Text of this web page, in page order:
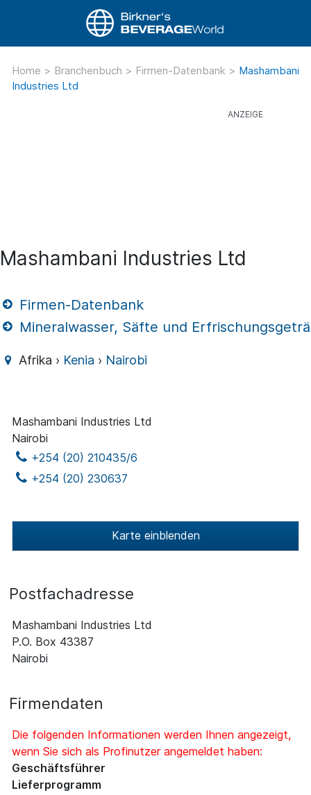
Home > Branchenbuch > Firmen-Datenbank > Mashambani
Industries Ltd
Mashambani Industries Ltd
Firmen-Datenbank
Mineralwasser, Säfte und
Afrika › Kenia › Nairobi
Mashambani Industries Ltd
Nairobi
+254 (20) 210435/6
+254 (20) 230637
Karte einblenden
Postfachadresse
Mashambani Industries Ltd
P.O. Box 43387
Nairobi
Firmendaten
Die folgenden Informationen werden Ihnen angezeigt,
wenn Sie sich als Profinutzer angemeldet haben:
Geschäftsführer
Lieferprogramm